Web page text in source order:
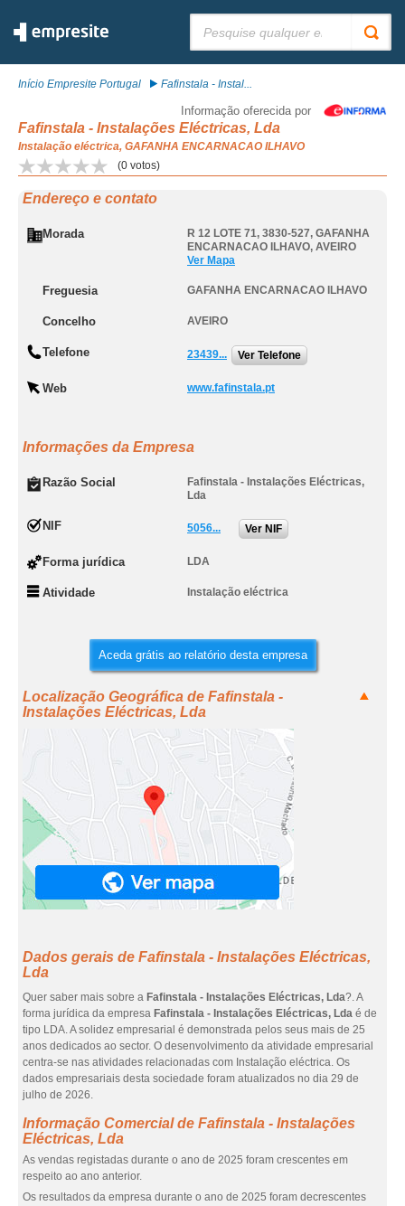
Início Empresite Portugal Fafinstala - Instal...
Informação oferecida por
Fafinstala - Instalações Eléctricas, Lda
Instalação eléctrica, GAFANHA ENCARNACAO ILHAVO
(0 votos)
Endereço e contato
Morada R 12 LOTE 71, 3830-527, GAFANHA
ENCARNACAO ILHAVO, AVEIRO
Ver Mapa
Freguesia GAFANHA ENCARNACAO ILHAVO
Concelho AVEIRO
Telefone 23439... Ver Telefone
Web www.fafinstala.pt
Informações da Empresa
Razão Social
Fafinstala - Instalações Eléctricas,
Lda
NIF 5056... Ver NIF
Forma jurídica LDA
Atividade Instalação eléctrica
Aceda grátis ao relatório desta empresa
Localização Geográfica de Fafinstala -
Instalações Eléctricas, Lda
Dados gerais de Fafinstala - Instalações Eléctricas,
Lda
Quer saber mais sobre a Fafinstala - Instalações Eléctricas, Lda?. A
forma jurídica da empresa Fafinstala - Instalações Eléctricas, Lda é de
tipo LDA. A solidez empresarial é demonstrada pelos seus mais de 25
anos dedicados ao sector. O desenvolvimento da atividade empresarial
centra-se nas atividades relacionadas com Instalação eléctrica. Os
dados empresariais desta sociedade foram atualizados no dia 29 de
julho de 2026.
Informação Comercial de Fafinstala - Instalações
Eléctricas, Lda
As vendas registadas durante o ano de 2025 foram crescentes em
respeito ao ano anterior.
Os resultados da empresa durante o ano de 2025 foram decrescentes